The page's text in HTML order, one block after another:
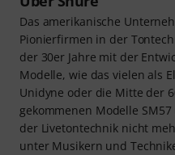
Das amerikanische
Pionierfirmen in der
der 30er Jahre mit der
Modelle, wie das vielen als
Unidyne oder die Mitte der
gekommenen Modelle
der Livetontechnik nicht
unter Musikern und